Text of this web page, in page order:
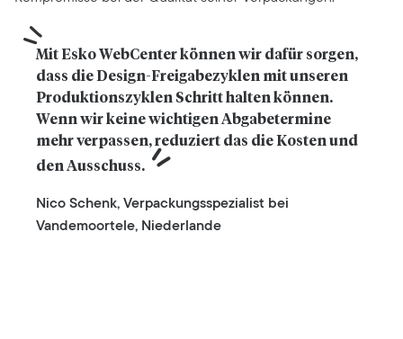
Mit Esko WebCenter können wir dafür sorgen,
dass die Design-Freigabezyklen mit unseren
Produktionszyklen Schritt halten können.
Wenn wir keine wichtigen Abgabetermine
mehr verpassen, reduziert das die Kosten und
den Ausschuss.
Nico Schenk, Verpackungsspezialist bei
Vandemoortele, Niederlande